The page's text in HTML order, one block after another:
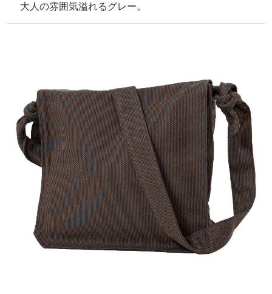
大人の雰囲気溢れるグレー。